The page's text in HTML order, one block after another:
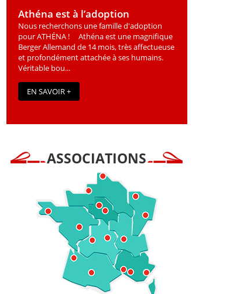
Athéna est à l’adoption
Nous recherchons une famille d'adoption
pour ATHÉNA ! Athéna est une magniﬁque
Berger Allemand de 14 mois, très affectueuse
et profondément attachée à ses humains.
Véritable bou...
EN SAVOIR +
ASSOCIATIONS